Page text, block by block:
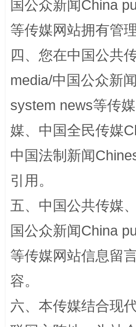
扯下公款旅游的“隐身衣”
国公众新闻China
等传媒网站拥有管
四、您在中国公共
media/中国公众新
system news等传
媒、中国全民传媒
中国法制新闻
引用。
五、中国公共传媒
国公众新闻China
等传媒网站信息留
容。
六、本传媒结合现